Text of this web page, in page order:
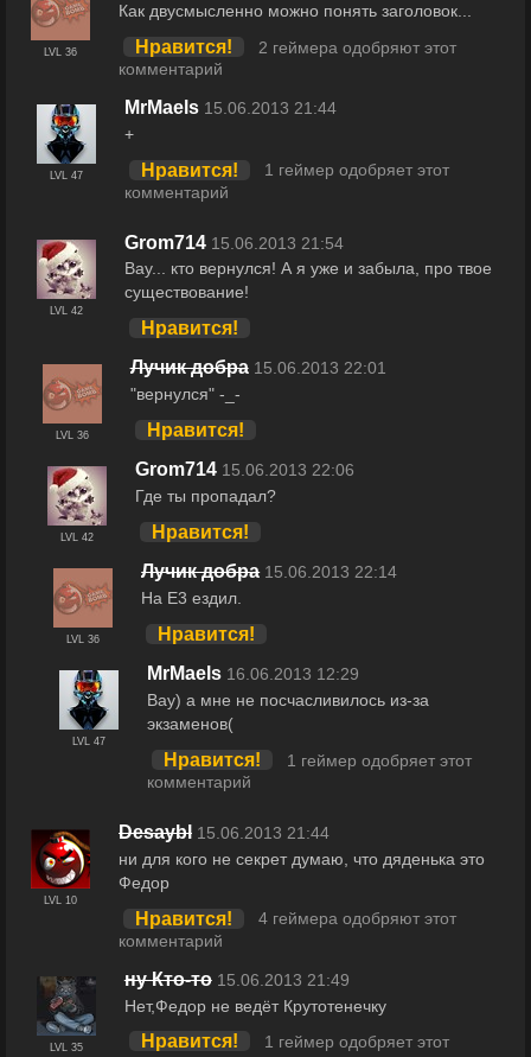
LVL 36
Как двусмысленно можно понять заголовок...
Нравится!
2 геймера одобряют этот
комментарий
LVL 47
MrMaels 15.06.2013 21:44
+
Нравится!
1 геймер одобряет этот
комментарий
LVL 42
Grom714 15.06.2013 21:54
Вау... кто вернулся! А я уже и забыла, про твое
существование!
Нравится!
LVL 36
Лучик добра 15.06.2013 22:01
"вернулся" -_-
Нравится!
LVL 42
Grom714 15.06.2013 22:06
Где ты пропадал?
Нравится!
LVL 36
Лучик добра 15.06.2013 22:14
На Е3 ездил.
Нравится!
LVL 47
MrMaels 16.06.2013 12:29
Вау) а мне не посчасливилось из-за
экзаменов(
Нравится!
1 геймер одобряет этот
комментарий
LVL 10
Desaybl 15.06.2013 21:44
ни для кого не секрет думаю, что дяденька это
Федор
Нравится!
4 геймера одобряют этот
комментарий
LVL 35
ну Кто-то 15.06.2013 21:49
Нет,Федор не ведёт Крутотенечку
Нравится!
1 геймер одобряет этот